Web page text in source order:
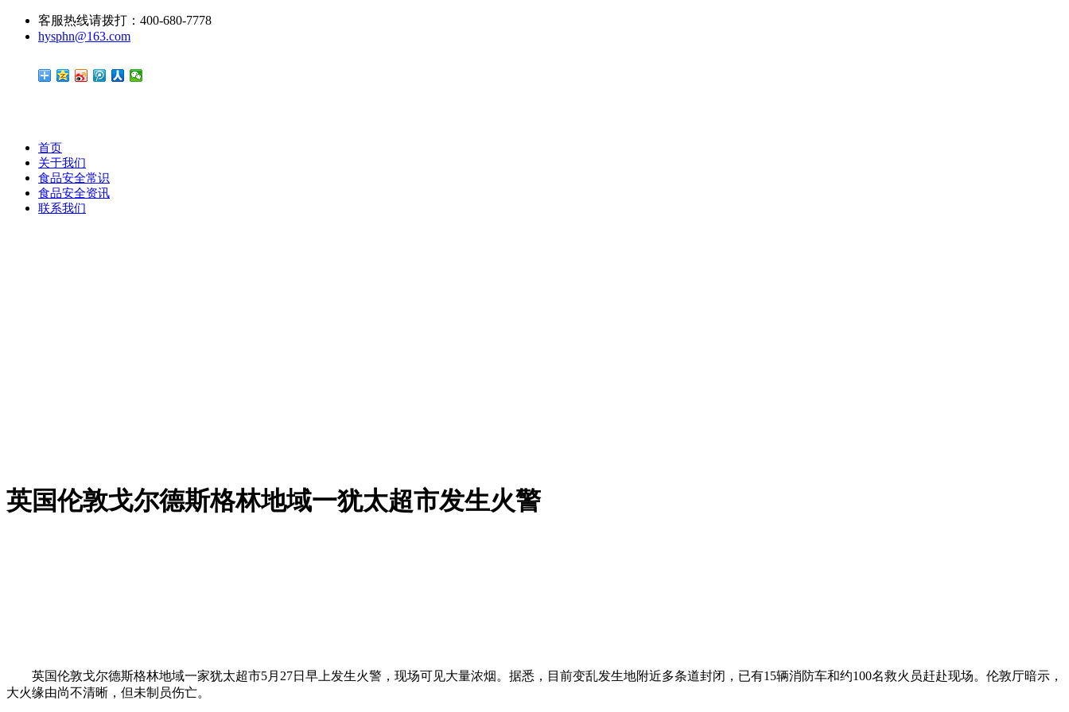
客服热线请拨打：400-680-7778
hysphn@163.com
首页
关于我们
食品安全常识
食品安全资讯
联系我们
英国伦敦戈尔德斯格林地域一犹太超市发生火警
英国伦敦戈尔德斯格林地域一家犹太超市5月27日早上发生火警，现场可见大量浓烟。据悉，目前变乱发生地附近多条道封闭，已有15辆消防车和约100名救火员赶赴现场。伦敦厅暗示，
大火缘由尚不清晰，但未制员伤亡。